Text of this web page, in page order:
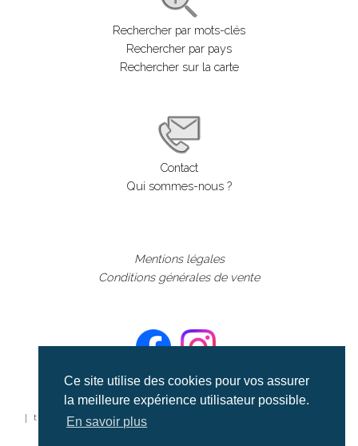
Ce site utilise des cookies pour vos assurer
la meilleure expérience utilisateur possible.
En savoir plus
Rechercher par mots-clés
Rechercher par pays
Rechercher sur la carte
Contact
Qui sommes-nous ?
Mentions légales
Conditions générales de vente
©aerialcollection marque déposée 2024
| tous droits réservés | aerialcollection.fr banque d'images
aériennes et documentaires video et cinéma |